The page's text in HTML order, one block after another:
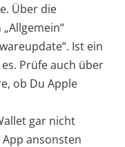
Über die
Ist ein
Prüfe auch über
ob Du Apple
gar nicht
ansonsten